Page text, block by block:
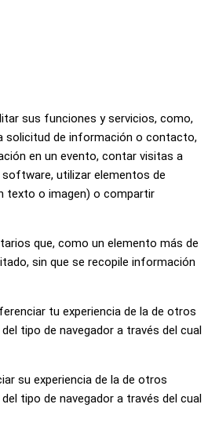
sus funciones y servicios, como,
solicitud de información o contacto,
en un evento, contar visitas a
utilizar elementos de
texto o imagen) o compartir
que, como un elemento más de
sin que se recopile información
tu experiencia de la de otros
tipo de navegador a través del cual
su experiencia de la de otros
tipo de navegador a través del cual